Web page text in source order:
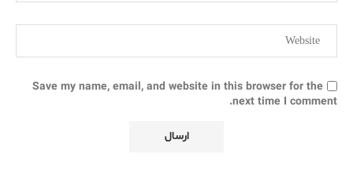
Save my name, email, and website in this browser for the
next time I comment.